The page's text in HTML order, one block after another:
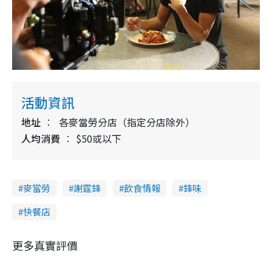
活動資訊
地址
各麥當勞分店（指定分店除外）
人均消費
$50或以下
麥當勞 謝霆鋒 飲食情報
鋒味
快餐店
更多真實評價